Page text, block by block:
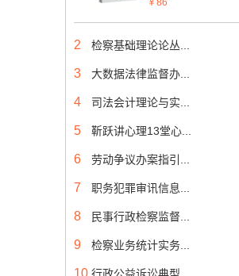
￥86
2 检察基础理论论丛...
3 大数据法律监督办...
4 司法会计理论与实...
5 靳跃讲心理13堂心...
6 劳动争议办案指引...
7 职务犯罪审讯信息...
8 民事行政检察监督...
9 检察业务统计实务...
10